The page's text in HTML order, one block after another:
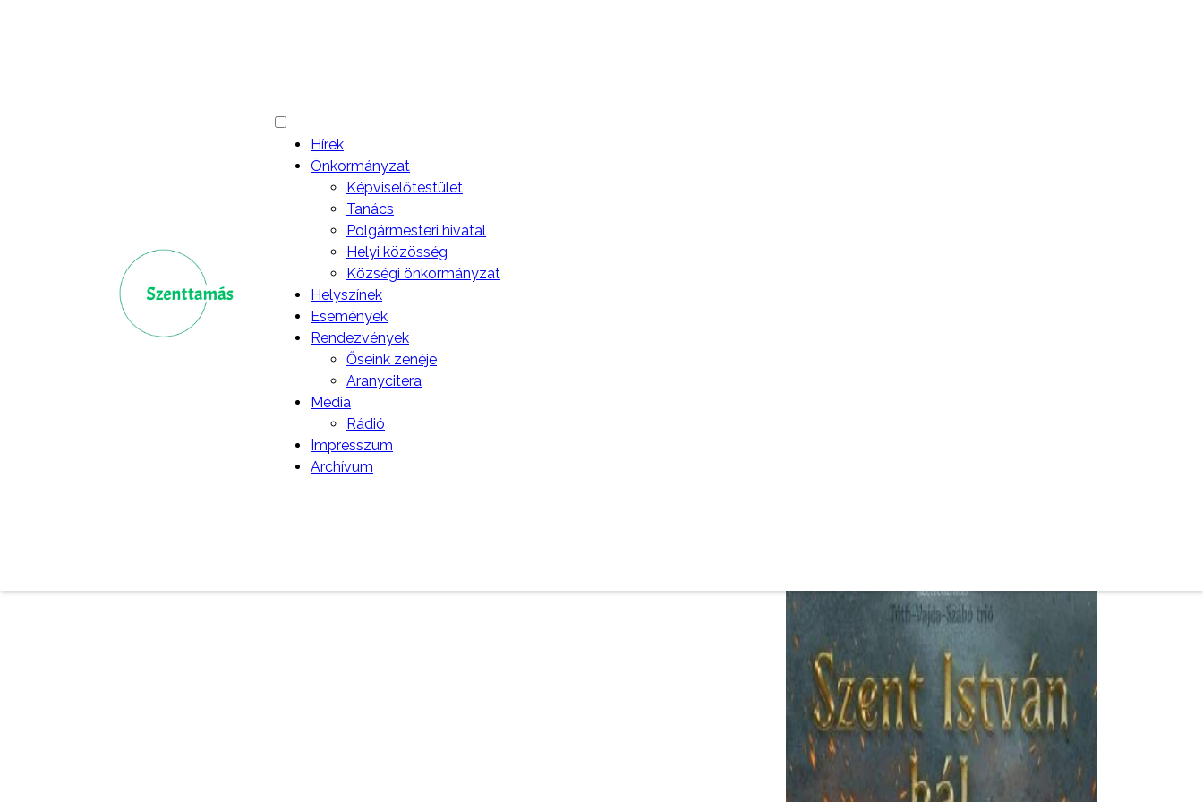
Hírek
Önkormányzat
Képviselőtestület
Tanács
Polgármesteri hivatal
Helyi közösség
Községi önkormányzat
Helyszínek
Események
Rendezvények
Őseink zenéje
Aranycitera
Média
Rádió
Impresszum
Archívum
VMSZ Szenttamási HSZ felhívása